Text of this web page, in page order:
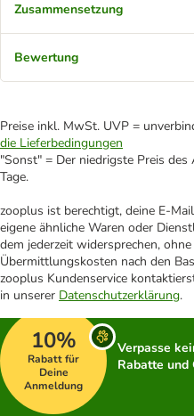
Zusammensetzung
Bewertung
Preise inkl. MwSt. UVP =
die Lieferbedingungen
"Sonst" = Der niedrigste Preis
Tage.
zooplus ist berechtigt, deine E-
eigene ähnliche Waren oder
dem jederzeit widersprechen,
Übermittlungskosten nach den
zooplus Kundenservice
in unserer Datenschutzerklärung.
10%
Rabatt für
Deine
Anmeldung
Verpasse
Rabatte und